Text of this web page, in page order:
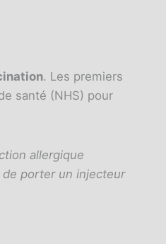
. Les premiers
santé (NHS) pour
allergique
porter un injecteur